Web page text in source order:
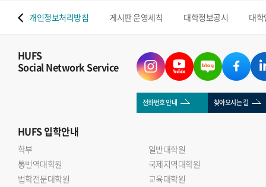
개인정보처리방침 게시판 운영세칙 대학정보공시 대
HUFS
Social Network Service
전화번호 안내 찾아오시는 길
HUFS입학안내
학부
일반대학원
통번역대학원
국제지역대학원
법학전문대학원
교육대학원